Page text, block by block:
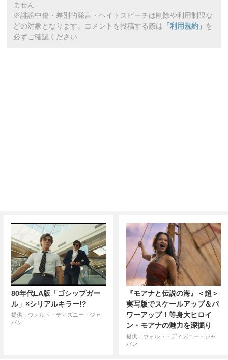
ません
※誹謗中傷・差別的発言・ヘイトスピーチは削除や利用制限な
どの対象となります。コメントを投稿する際は 「利用規約」 を
必ずご確認ください
80年代LA版「ゴシップガー
ル」×シリアルキラー!?
提供：ウォルト・ディズニー・ジャ
パン
『モアナと伝説の海』＜超＞
実写版でスケールアップ＆パ
ワーアップ！等身大ヒロイ
ン・モアナの魅力を深掘り
提供：ウォルト・ディズニー・ジャ
パン